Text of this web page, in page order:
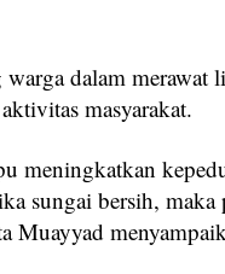
dalam merawat
masyarakat.
meningkatkan
sungai bersih,
Muayyad